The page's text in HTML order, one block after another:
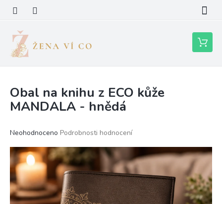
obsah
Nákupní
košík
Obal na knihu z ECO kůže
MANDALA - hnědá
Průměrné
produktu
je
0,0
z
5
hvězdiček.
Neohodnoceno Podrobnosti hodnocení